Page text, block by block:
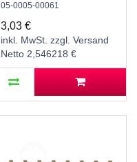
°C
05-0005-00061
3,03 €
inkl. MwSt. zzgl. Versand
Netto 2,546218 €